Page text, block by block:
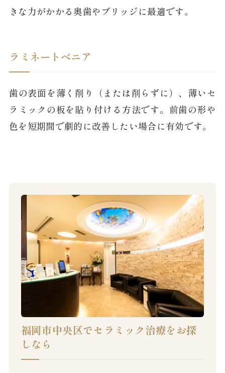
きな力がかかる奥歯やブリッジに最適です。
ラミネートベニア
歯の表面を薄く削り（または削らずに）、薄いセ
ラミックの板を貼り付ける方法です。前歯の形や
色を短期間で劇的に改善したい場合に有効です。
福岡市中央区でセラミック治療をお探
しなら